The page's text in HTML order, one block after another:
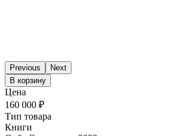
Previous
Next
В корзину
Цена
160 000 ₽
Тип товара
Книги